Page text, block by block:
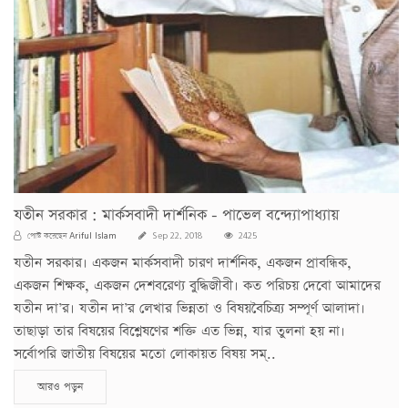
যতীন সরকার : মার্কসবাদী দার্শনিক - পাভেল বন্দ্যোপাধ্যায়
পোস্ট করেছেনAriful Islam Sep 22, 2018 2425
যতীন সরকার। একজন মার্কসবাদী চারণ দার্শনিক, একজন প্রাবন্ধিক,
একজন শিক্ষক, একজন দেশবরেণ্য বুদ্ধিজীবী। কত পরিচয় দেবো আমাদের
যতীন দা’র। যতীন দা’র লেখার ভিন্নতা ও বিষয়বৈচিত্র্য সম্পূর্ণ আলাদা।
তাছাড়া তার বিষয়ের বিশ্লেষণের শক্তি এত ভিন্ন, যার তুলনা হয় না।
সর্বোপরি জাতীয় বিষয়ের মতো লোকায়ত বিষয় সম্..
আরও পড়ুন